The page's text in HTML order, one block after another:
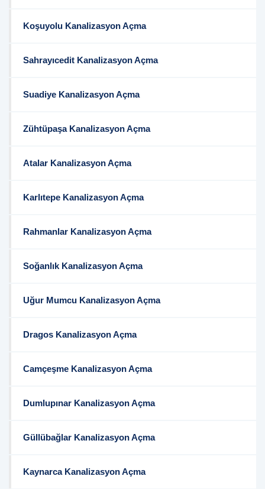
Koşuyolu Kanalizasyon Açma
Sahrayıcedit Kanalizasyon Açma
Suadiye Kanalizasyon Açma
Zühtüpaşa Kanalizasyon Açma
Atalar Kanalizasyon Açma
Karlıtepe Kanalizasyon Açma
Rahmanlar Kanalizasyon Açma
Soğanlık Kanalizasyon Açma
Uğur Mumcu Kanalizasyon Açma
Dragos Kanalizasyon Açma
Camçeşme Kanalizasyon Açma
Dumlupınar Kanalizasyon Açma
Güllübağlar Kanalizasyon Açma
Kaynarca Kanalizasyon Açma